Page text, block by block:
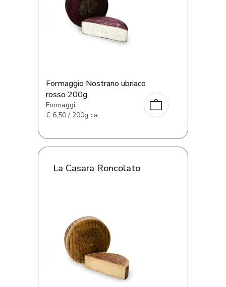
Formaggio Nostrano ubriaco
rosso 200g
Formaggi
€ 6,50 / 200g ca.
La Casara Roncolato